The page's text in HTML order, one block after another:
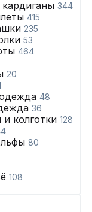
344
415
235
53
464
20
48
36
и колготки 128
80
108